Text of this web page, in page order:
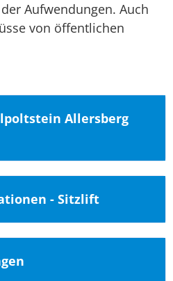
Aufwendungen. Auch
von öffentlichen
Allersberg
umfasst auch
Roth mit seinen in
- Sitzlift
häusliche
beim Fachbetrieb!